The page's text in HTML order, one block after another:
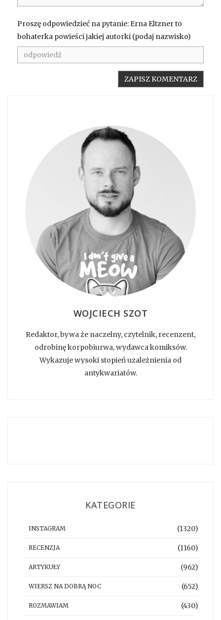
Proszę odpowiedzieć na pytanie: Erna Eltzner to
bohaterka powieści jakiej autorki (podaj nazwisko)
WOJCIECH SZOT
Redaktor, bywa że naczelny, czytelnik, recenzent,
odrobinę korpobiurwa, wydawca komiksów.
Wykazuje wysoki stopień uzależnienia od
antykwariatów.
KATEGORIE
INSTAGRAM (1320)
RECENZJA (1160)
ARTYKUŁY (962)
WIERSZ NA DOBRĄ NOC (652)
ROZMAWIAM (430)